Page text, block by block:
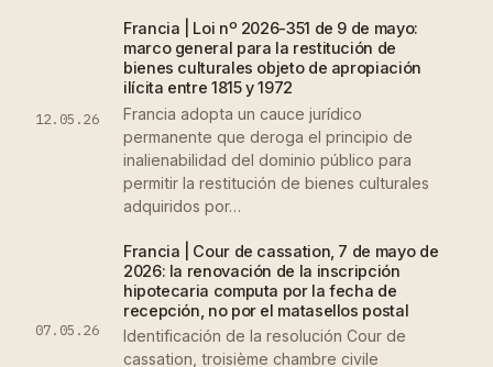
12.05.26
Francia | Loi nº 2026-351 de 9 de mayo:
marco general para la restitución de
bienes culturales objeto de apropiación
ilícita entre 1815 y 1972
Francia adopta un cauce jurídico
permanente que deroga el principio de
inalienabilidad del dominio público para
permitir la restitución de bienes culturales
adquiridos por…
07.05.26
Francia | Cour de cassation, 7 de mayo de
2026: la renovación de la inscripción
hipotecaria computa por la fecha de
recepción, no por el matasellos postal
Identificación de la resolución Cour de
cassation, troisième chambre civile